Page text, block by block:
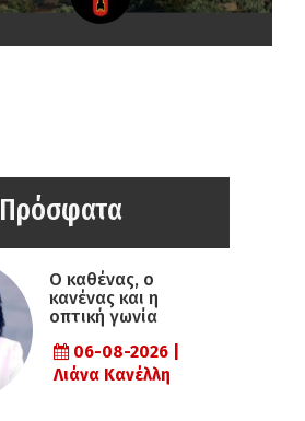
Πρόσφατα
Ο καθένας, ο
κανένας και η
οπτική γωνία
06-08-2026 |
Λιάνα Κανέλλη